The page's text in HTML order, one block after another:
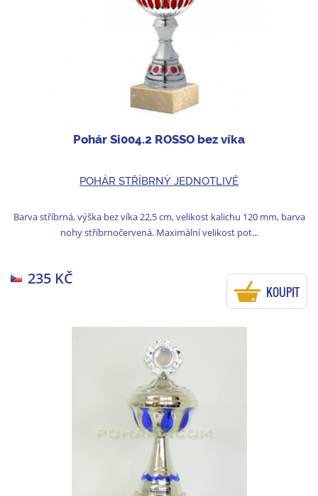
Pohár Si004.2 ROSSO bez víka
POHÁR STŘÍBRNÝ JEDNOTLIVĚ
Barva stříbrná, výška bez víka 22,5 cm, velikost kalichu 120 mm, barva
nohy stříbrnočervená. Maximální velikost pot...
235 KČ
KOUPIT